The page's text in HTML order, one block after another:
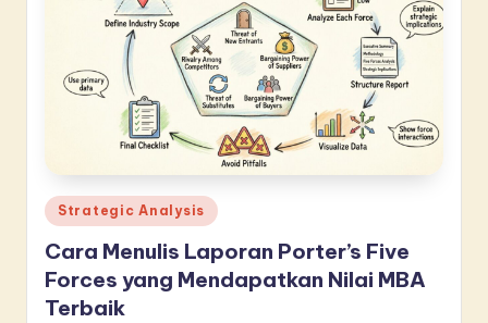
ti
o
n
Posted
in
Strategic Analysis
Cara Menulis Laporan Porter’s Five
Forces yang Mendapatkan Nilai MBA
Terbaik